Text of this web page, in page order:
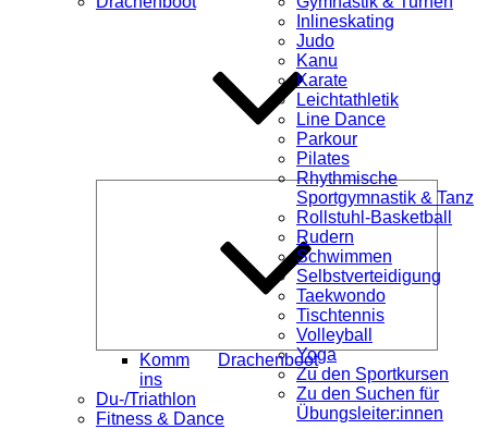
öffnen
Komm
ins
Drachenboot
Du-/Triathlon
Fitness & Dance
Inlineskating
Judo
Kanu
Karate
Leichtathletik
Line Dance
Parkour
Pilates
Rhythmische
Sportgymnastik & Tanz
Rollstuhl-Basketball
Rudern
Schwimmen
Selbstverteidigung
Taekwondo
Tischtennis
Volleyball
Yoga
Zu den Sportkursen
Zu den Suchen für
Übungsleiter:innen